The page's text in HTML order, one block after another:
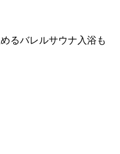
るバレルサウナ入浴も